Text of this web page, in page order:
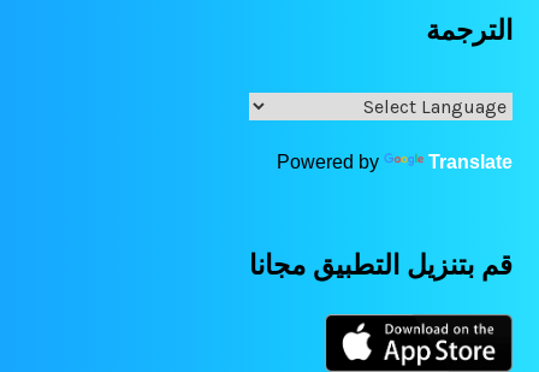
الترجمة
Powered by Translate
قم بتنزيل التطبيق مجانا